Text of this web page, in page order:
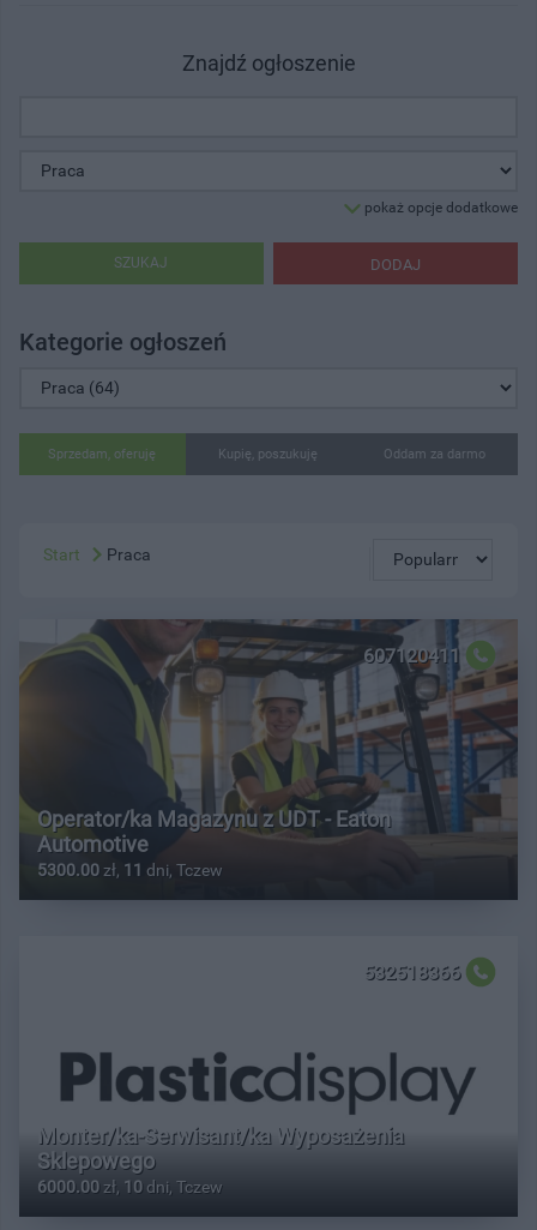
Znajdź ogłoszenie
pokaż opcje dodatkowe
DODAJ
SZUKAJ
Kategorie ogłoszeń
Sprzedam, oferuję Kupię, poszukuję Oddam za darmo
Start Praca
607120411
Operator/ka Magazynu z UDT - Eaton
Automotive
5300.00 zł, 11 dni, Tczew
532518366
Monter/ka-Serwisant/ka Wyposażenia
Sklepowego
6000.00 zł, 10 dni, Tczew